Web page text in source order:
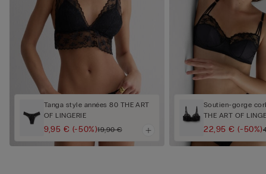
Tanga style années 80 THE ART
OF LINGERIE
9,95 € (-50%)19,90 €
Soutien-gorge
THE ART OF
22,95 €(-50%)